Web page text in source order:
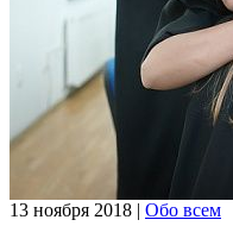
13 ноября 2018 | Обо всем